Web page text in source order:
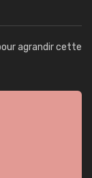
agrandir cette